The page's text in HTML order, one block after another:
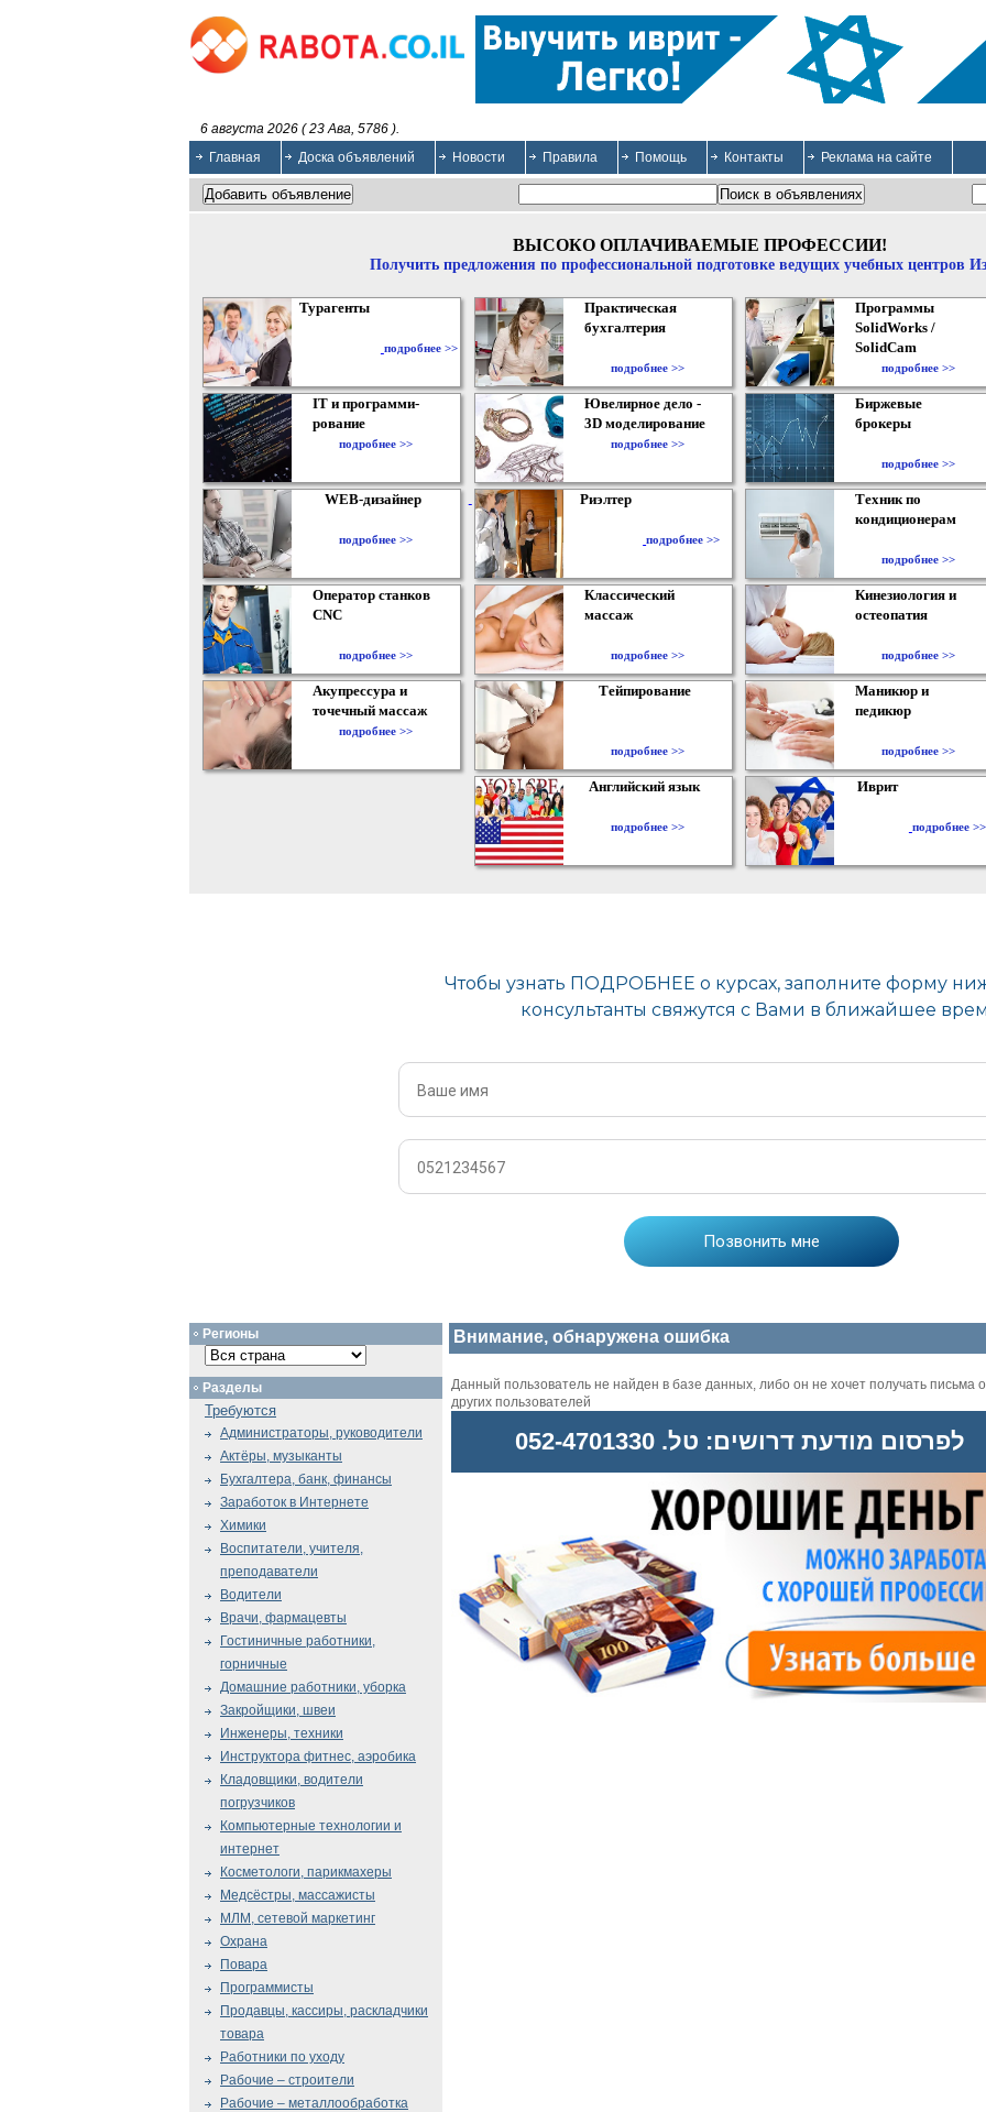
6 августа 2026 ( 23 Ава, 5786 ).
Главная
Доска объявлений Новости Правила Помощь Контакты Реклама на сайте
ВЫСОКО ОПЛАЧИВАЕМЫЕ ПРОФЕССИИ!
Получить предложения по профессиональной подготовке ведущих учебных центров
Турагенты
подробнее >>
Практическая
бухгалтерия
подробнее >>
Программы
SolidWorks /
SolidCam
подробнее >>
IT и программи-
рование
подробнее >>
Ювелирное дело -
3D моделирование
подробнее >>
Биржевые
брокеры
подробнее >>
WEB-дизайнер
подробнее >>
Риэлтер
подробнее >>
Техник по
кондиционерам
подробнее >>
Оператор станков
CNC
подробнее >>
Классический
массаж
подробнее >>
Кинезиология и
остеопатия
подробнее >>
Акупрессура и
точечный массаж
подробнее >>
Тейпирование
подробнее >>
Маникюр и
педикюр
подробнее >>
Английский язык
подробнее >>
Иврит
подробнее >>
Внимание, обнаружена ошибка
Данный пользователь не найден в базе данных, либо он не хочет получать письма
других пользователей
לפרסום מודעת דרושים: טל. 052-4701330
Регионы
Разделы
Требуются
Администраторы, руководители
Актёры, музыканты
Бухгалтера, банк, финансы
Заработок в Интернете
Химики
Воспитатели, учителя,
преподаватели
Водители
Врачи, фармацевты
Гостиничные работники,
горничные
Домашние работники, уборка
Закройщики, швеи
Инженеры, техники
Инструктора фитнес, аэробика
Кладовщики, водители
погрузчиков
Компьютерные технологии и
интернет
Косметологи, парикмахеры
Медсёстры, массажисты
МЛМ, сетевой маркетинг
Охрана
Повара
Программисты
Продавцы, кассиры, раскладчики
товара
Работники по уходу
Рабочие – строители
Рабочие – металлообработка